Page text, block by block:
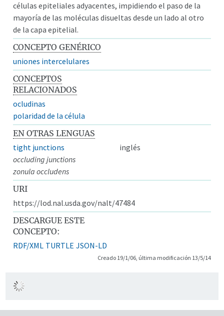
células epiteliales adyacentes, impidiendo el paso de la
mayoría de las moléculas disueltas desde un lado al otro
de la capa epitelial.
CONCEPTO GENÉRICO
uniones intercelulares
CONCEPTOS
RELACIONADOS
ocludinas
polaridad de la célula
EN OTRAS LENGUAS
tight junctions
inglés
occluding junctions
zonula occludens
URI
https://lod.nal.usda.gov/nalt/47484
DESCARGUE ESTE
CONCEPTO:
RDF/XML TURTLE JSON-LD
Creado 19/1/06, última modificación 13/5/14